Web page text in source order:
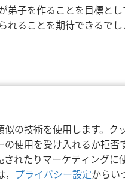
の技術を使用します。
使用を受け入れるか拒
れたりマーケティングに
プライバシー設定からい
弟子を作ることを目標と
れることを期待できるでし